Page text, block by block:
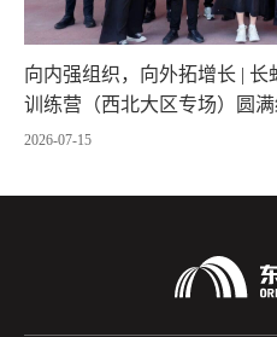
向内强组织，向外拓增长 |
训练营（西北大区专场）圆
2026-07-15